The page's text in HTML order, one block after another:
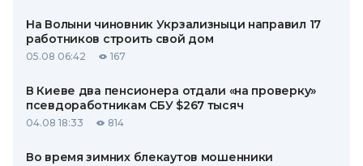
На Волыни чиновник Укрзализныци направил 17
работников строить свой дом
05.08 06:42 167
В Киеве два пенсионера отдали «на проверку»
псевдоработникам СБУ $267 тысяч
04.08 18:33 814
Во время зимних блекаутов мошенники